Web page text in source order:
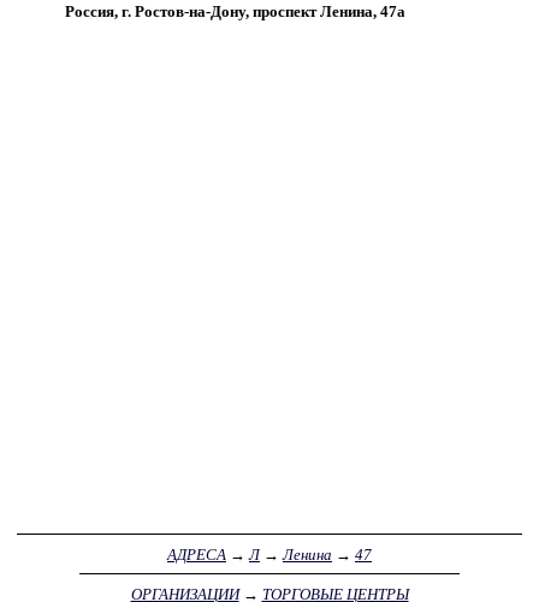
Россия, г. Ростов-на-Дону, проспект Ленина, 47а
АДРЕСА →Л→Ленина → 47
ОРГАНИЗАЦИИ→ ТОРГОВЫЕ ЦЕНТРЫ